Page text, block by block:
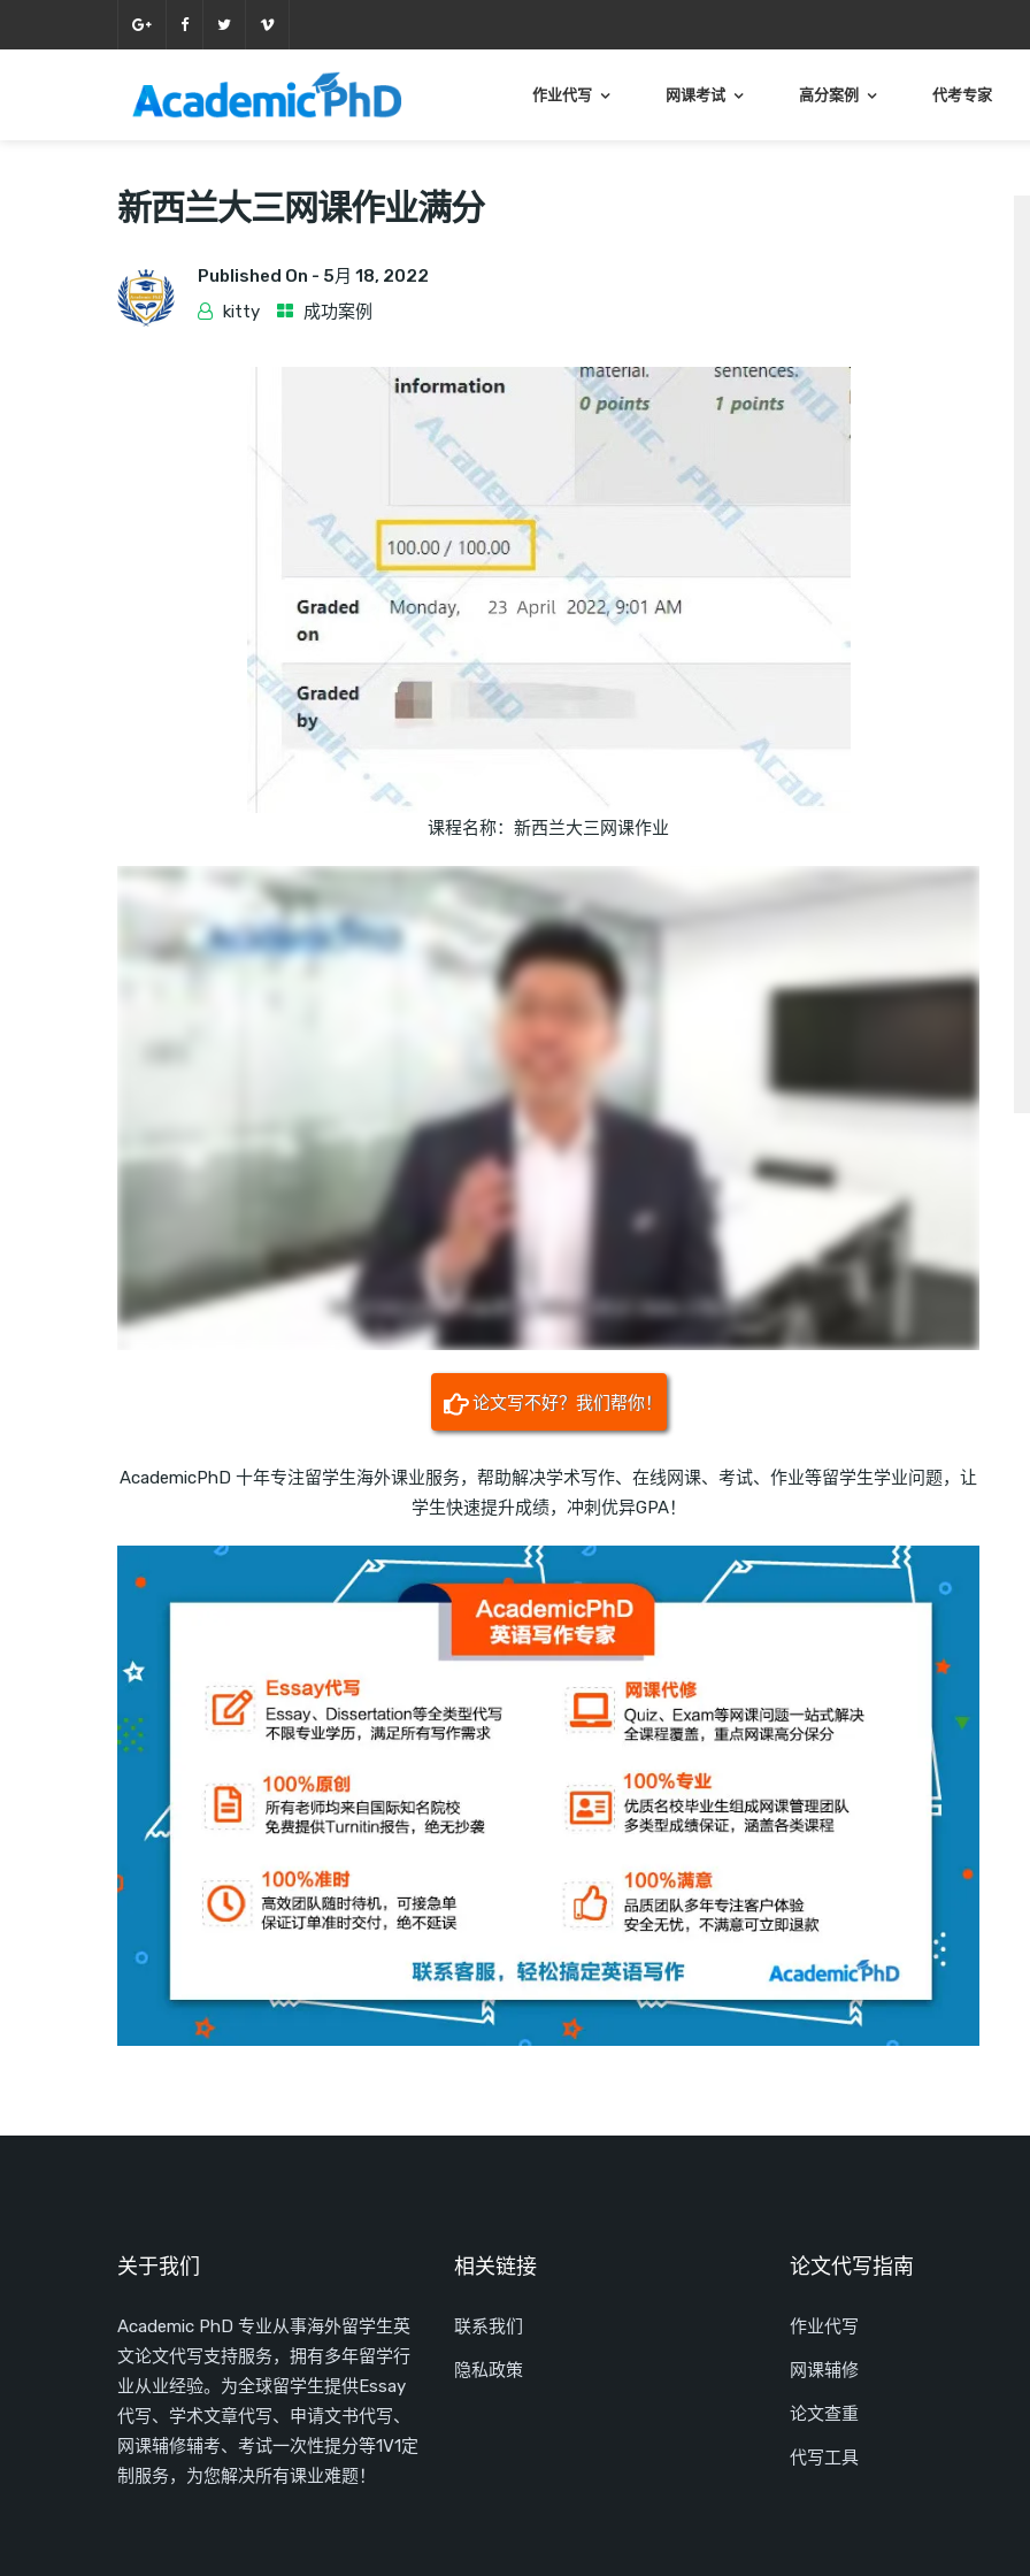
作业代写 网课考试 高分案例 代考专家
新西兰大三网课作业满分
Published On - 5月 18, 2022
kitty
成功案例
课程名称：新西兰大三网课作业
论文写不好？我们帮你！
AcademicPhD 十年专注留学生海外课业服务，帮助解决学术写作、在线网课、考试、作业等留学生学业问题，让
学生快速提升成绩，冲刺优异GPA！
关于我们
Academic PhD 专业从事海外留学生英
文论文代写支持服务，拥有多年留学行
业从业经验。为全球留学生提供Essay
代写、学术文章代写、申请文书代写、
网课辅修辅考、考试一次性提分等1V1定
制服务，为您解决所有课业难题！
相关链接
联系我们
隐私政策
论文代写指南
作业代写
网课辅修
论文查重
代写工具